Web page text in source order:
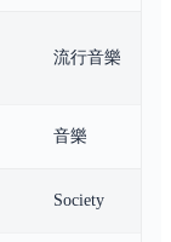
流行音樂
音樂
Society